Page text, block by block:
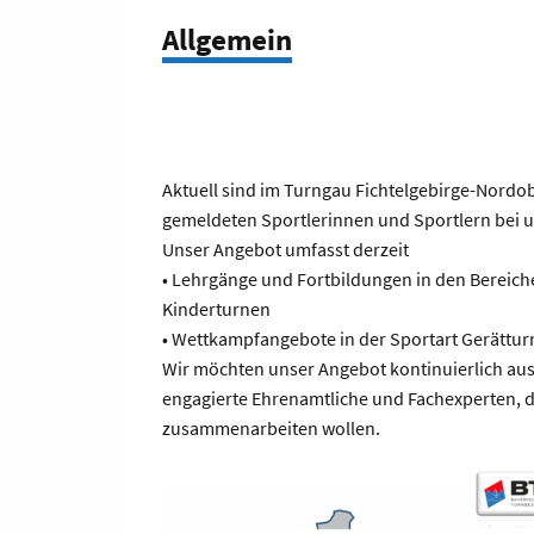
Allgemein
Aktuell sind im Turngau Fichtelgebirge-
gemeldeten Sportlerinnen und Sportlern bei
Unser Angebot umfasst derzeit
• Lehrgänge und Fortbildungen in den
Kinderturnen
• Wettkampfangebote in der Sportart
Wir möchten unser Angebot kontinuierlich
engagierte Ehrenamtliche und Fachexperten,
zusammenarbeiten wollen.